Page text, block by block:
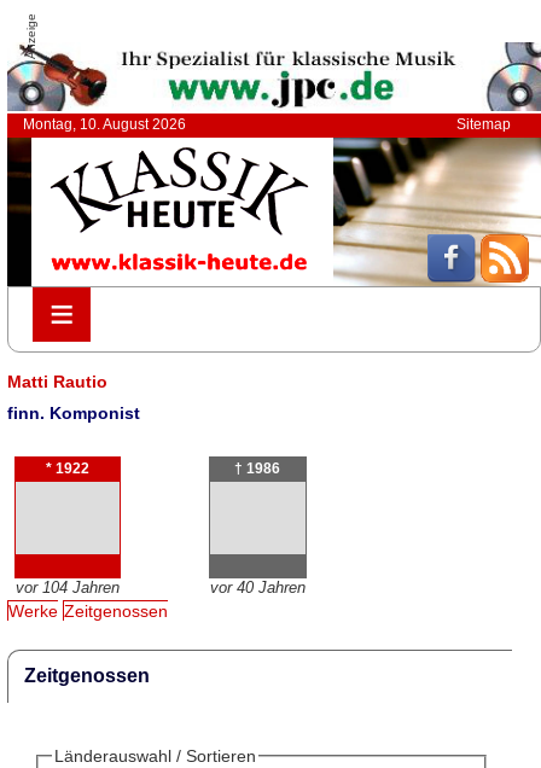
Anzeige
Montag, 10. August 2026 Sitemap
≡
≡
Matti Rautio
finn. Komponist
* 1922
vor 104 Jahren
† 1986
vor 40 Jahren
Werke Zeitgenossen
Zeitgenossen
Länderauswahl / Sortieren